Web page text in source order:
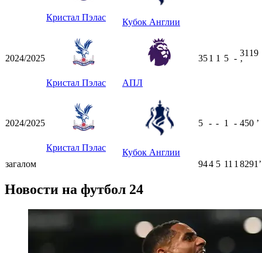
Кристал Пэлас Кубок Англии
2024/2025
Кристал Пэлас АПЛ
351 1 5 -
3119
ʼ
2024/2025
Кристал Пэлас Кубок Англии
5 - - 1 - 450 ʼ
загалом 944 5 11 1 8291ʼ
Новости на футбол 24